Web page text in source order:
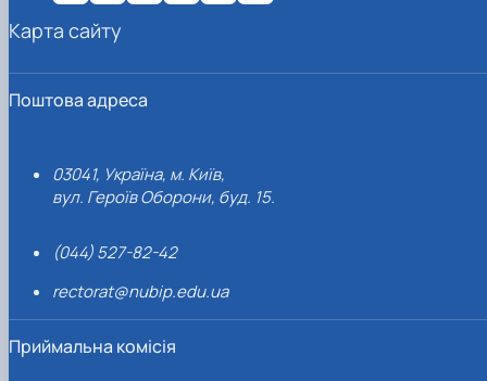
Поштова адреса
03041, Україна, м. Київ,
вул. Героїв Оборони, буд. 15.
(044) 527-82-42
rectorat@nubip.edu.ua
Приймальна комісія
Карта сайту